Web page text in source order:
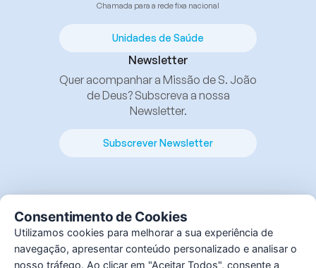
Chamada para a rede fixa nacional
Unidades de Saúde
Newsletter
Quer acompanhar a Missão de S. João
de Deus? Subscreva a nossa
Newsletter.
Subscrever Newsletter
© Instituto S. João de Deus, 2025. Todos os direitos
Consentimento de Cookies
Utilizamos cookies para melhorar a sua experiência de
navegação, apresentar conteúdo personalizado e analisar o
nosso tráfego. Ao clicar em "Aceitar Todos", consente a